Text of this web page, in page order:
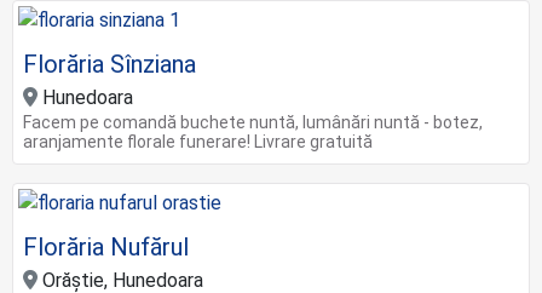
Florăria Sînziana
Hunedoara
Facem pe comandă buchete nuntă, lumânări nuntă - botez,
aranjamente florale funerare! Livrare gratuită
Florăria Nufărul
Orăştie, Hunedoara